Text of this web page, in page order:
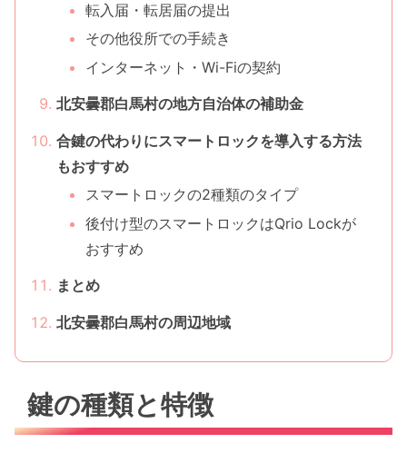
転入届・転居届の提出
その他役所での手続き
インターネット・Wi-Fiの契約
北安曇郡白馬村の地方自治体の補助金
合鍵の代わりにスマートロックを導入する方法
もおすすめ
スマートロックの2種類のタイプ
後付け型のスマートロックはQrio Lockが
おすすめ
まとめ
北安曇郡白馬村の周辺地域
鍵の種類と特徴